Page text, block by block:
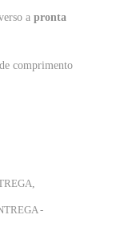
a pronta
comprimento
-